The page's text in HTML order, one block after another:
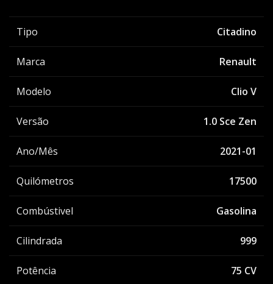
Tipo Citadino
Marca Renault
Modelo Clio V
Versão 1.0 Sce Zen
Ano/Mês 2021-01
Quilómetros 17500
Combústivel Gasolina
Cilindrada 999
Potência 75 CV